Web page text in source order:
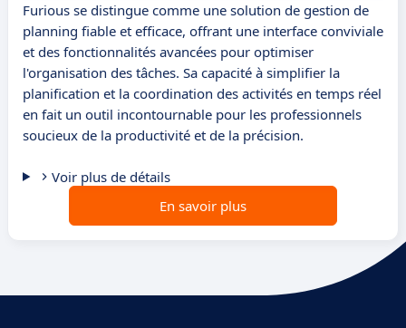
Furious se distingue comme une solution de gestion de
planning fiable et efficace, offrant une interface conviviale
et des fonctionnalités avancées pour optimiser
l'organisation des tâches. Sa capacité à simplifier la
planification et la coordination des activités en temps réel
en fait un outil incontournable pour les professionnels
soucieux de la productivité et de la précision.
Voir plus de détails
En savoir plus